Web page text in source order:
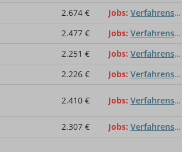
2.674 € Jobs Verfahrensmechaniker - Glastechnik
2.477 € Jobs Verfahrensmechaniker - Glastechnik
2.251 € Jobs Verfahrensmechaniker - Glastechnik
2.226 € Jobs Verfahrensmechaniker - Glastechnik
2.410 € Jobs Verfahrensmechaniker - Glastechnik
2.307 € Jobs Verfahrensmechaniker - Glastechnik